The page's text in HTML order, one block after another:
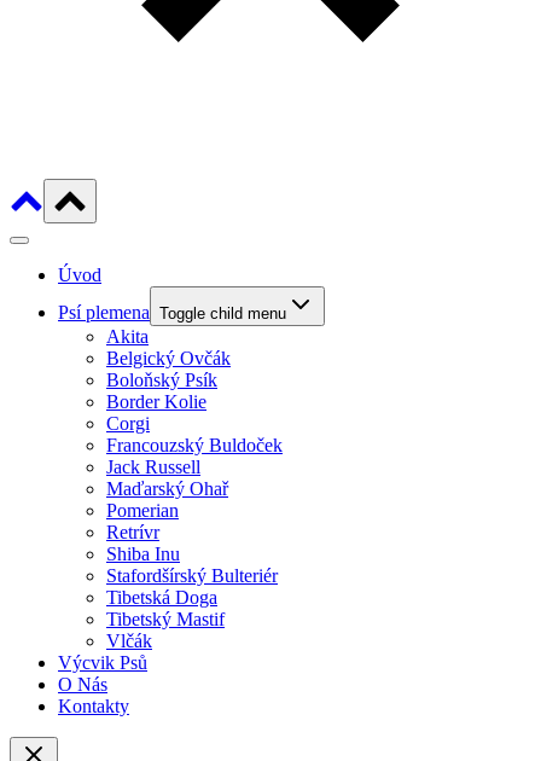
Úvod
Psí plemena Toggle child menu
Akita
Belgický Ovčák
Boloňský Psík
Border Kolie
Corgi
Francouzský Buldoček
Jack Russell
Maďarský Ohař
Pomerian
Retrívr
Shiba Inu
Stafordšírský Bulteriér
Tibetská Doga
Tibetský Mastif
Vlčák
Výcvik Psů
O Nás
Kontakty